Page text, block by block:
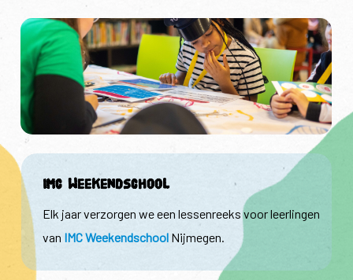
IMC Weekendschool
Elk jaar verzorgen we een lessenreeks voor leerlingen
van IMC WeekendschoolNijmegen.